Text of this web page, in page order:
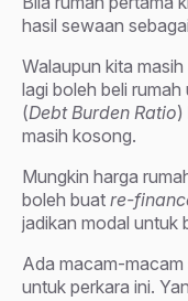
hasil sewaan
Walaupun kita
lagi boleh beli
(Debt Burden Ratio)
masih kosong.
Mungkin harga
boleh buat re-
jadikan modal untuk
Ada macam-
untuk perkara ini.